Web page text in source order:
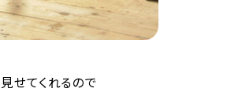
せてくれるので